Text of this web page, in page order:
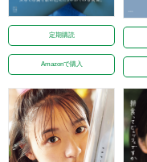
定期購読
Amazonで購入